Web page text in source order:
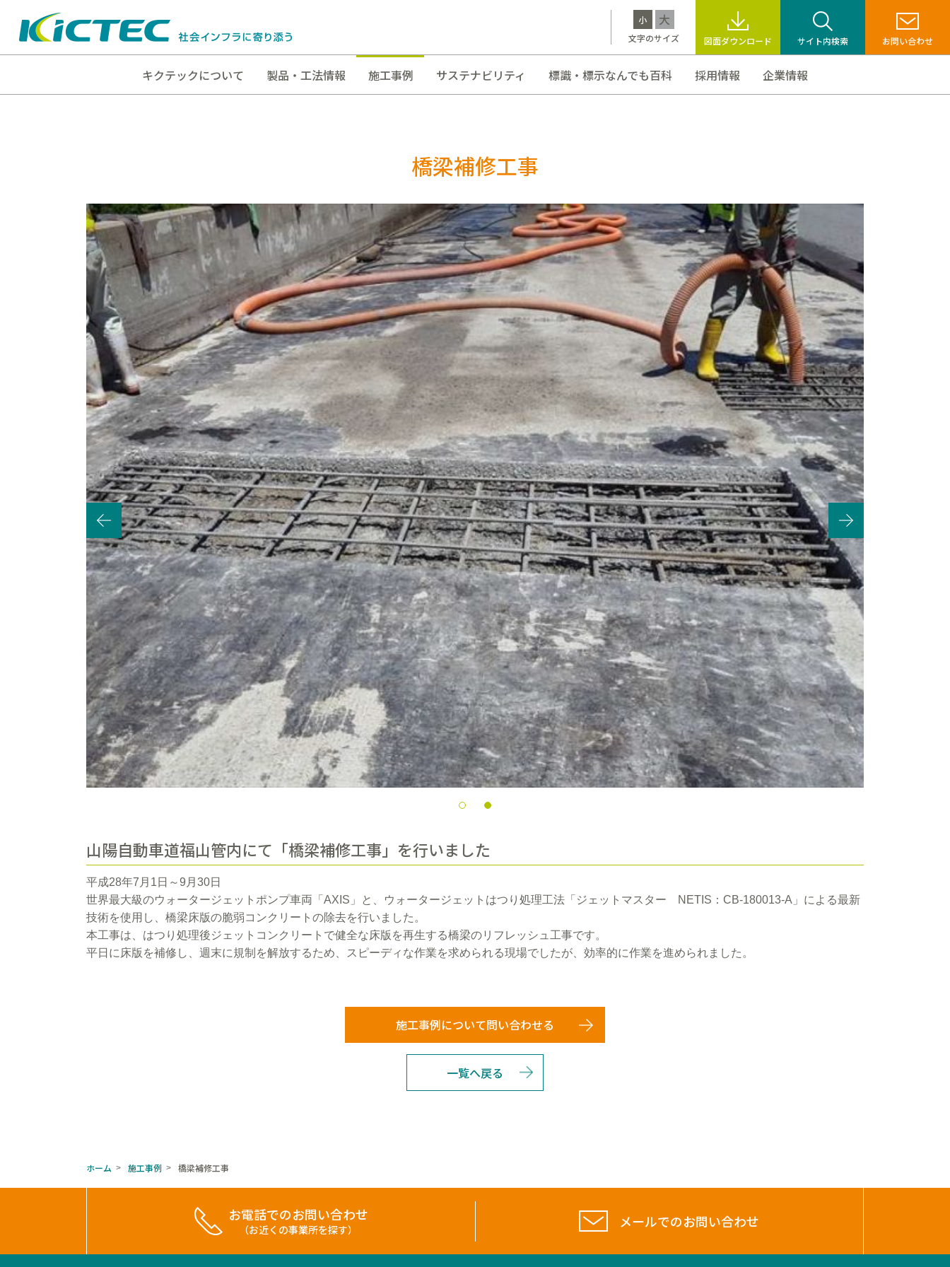
小 大
文字のサイズ 図面ダウンロード サイト内検索 お問い合わせ
キクテックについて 製品・工法情報 施工事例 サステナビリティ 標識・標示なんでも百科 採用情報 企業情報
橋梁補修工事
山陽自動車道福山管内にて「橋梁補修工事」を行いました
平成28年7月1日～9月30日
世界最大級のウォータージェットポンプ車両「AXIS」と、ウォータージェットはつり処理工法「ジェットマスター NETIS：CB-180013-A」による最新
技術を使用し、橋梁床版の脆弱コンクリートの除去を行いました。
本工事は、はつり処理後ジェットコンクリートで健全な床版を再生する橋梁のリフレッシュ工事です。
平日に床版を補修し、週末に規制を解放するため、スピーディな作業を求められる現場でしたが、効率的に作業を進められました。
施工事例について問い合わせる
一覧へ戻る
ホーム > 施工事例 > 橋梁補修工事
お電話でのお問い合わせ
（お近くの事業所を探す） メールでのお問い合わせ